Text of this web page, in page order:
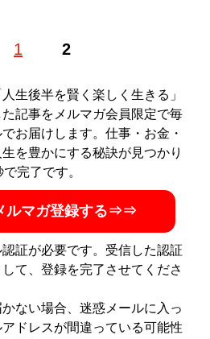
1 2
生後半を賢く楽しく生きる」
記事をメルマガ会員限定で毎
お届けします。仕事・お金・
を豊かにする秘訣が見つかり
完了です。
ルマガ登録する⇒⇒
証が必要です。受信した認証
て、登録を完了させてくださ
ない場合、迷惑メールに入っ
ドレスが間違っている可能性